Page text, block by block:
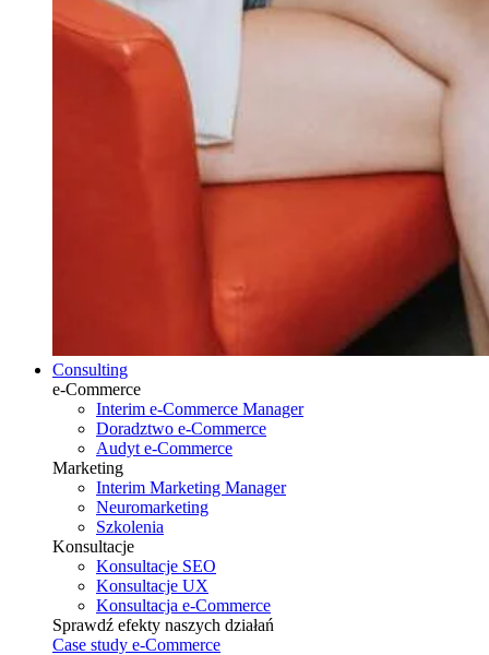
Consulting
e-Commerce
Interim e-Commerce Manager
Doradztwo e-Commerce
Audyt e-Commerce
Marketing
Interim Marketing Manager
Neuromarketing
Szkolenia
Konsultacje
Konsultacje SEO
Konsultacje UX
Konsultacja e-Commerce
Sprawdź efekty naszych działań
Case study e-Commerce